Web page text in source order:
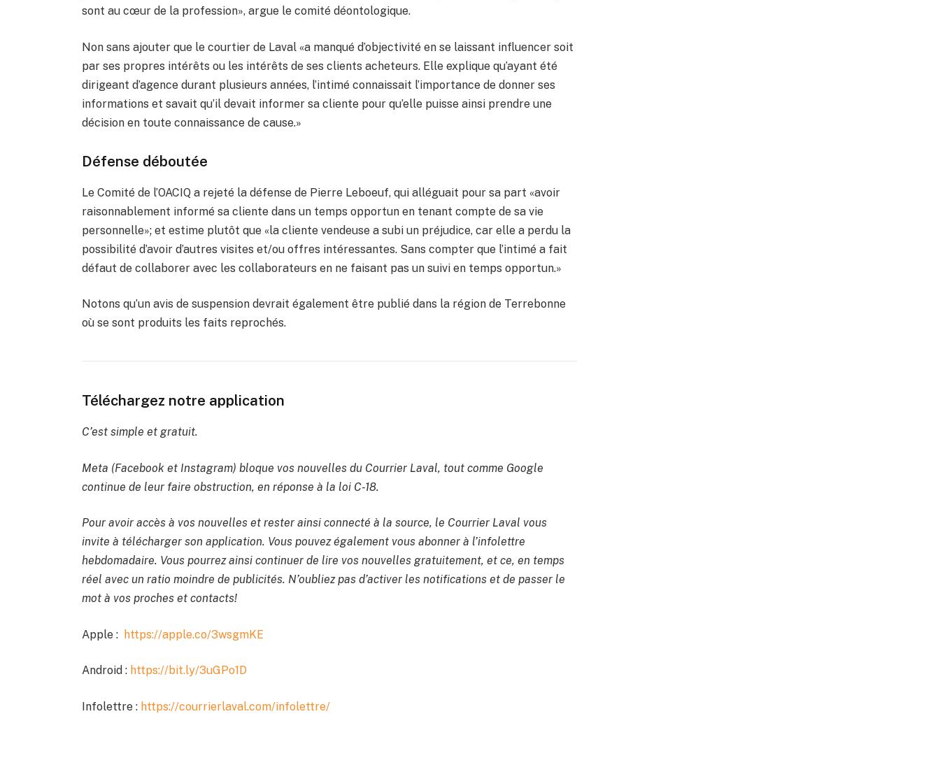
sont au cœur de la profession», argue le comité déontologique.
Non sans ajouter que le courtier de Laval «a manqué d’objectivité en se laissant influencer soit
par ses propres intérêts ou les intérêts de ses clients acheteurs. Elle explique qu’ayant été
dirigeant d’agence durant plusieurs années, l’intimé connaissait l’importance de donner ses
informations et savait qu’il devait informer sa cliente pour qu’elle puisse ainsi prendre une
décision en toute connaissance de cause.»
Défense déboutée
Le Comité de l’OACIQ a rejeté la défense de Pierre Leboeuf, qui alléguait pour sa part «avoir
raisonnablement informé sa cliente dans un temps opportun en tenant compte de sa vie
personnelle»; et estime plutôt que «la cliente vendeuse a subi un préjudice, car elle a perdu la
possibilité d’avoir d’autres visites et/ou offres intéressantes. Sans compter que l’intimé a fait
défaut de collaborer avec les collaborateurs en ne faisant pas un suivi en temps opportun.»
Notons qu’un avis de suspension devrait également être publié dans la région de Terrebonne
où se sont produits les faits reprochés.
Téléchargez notre application
C’est simple et gratuit.
Meta (Facebook et Instagram) bloque vos nouvelles du Courrier Laval, tout comme Google
continue de leur faire obstruction, en réponse à la loi C-18.
Pour avoir accès à vos nouvelles et rester ainsi connecté à la source, le Courrier Laval vous
invite à télécharger son application. Vous pouvez également vous abonner à l’infolettre
hebdomadaire. Vous pourrez ainsi continuer de lire vos nouvelles gratuitement, et ce, en temps
réel avec un ratio moindre de publicités. N’oubliez pas d’activer les notifications et de passer le
mot à vos proches et contacts!
Apple : https://apple.co/3wsgmKE
Android : https://bit.ly/3uGPo1D
Infolettre : https://courrierlaval.com/infolettre/